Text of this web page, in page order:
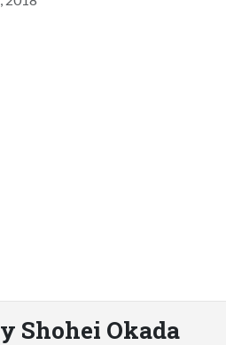
Shohei Okada